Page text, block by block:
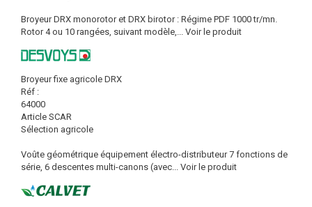
Broyeur DRX monorotor et DRX birotor : Régime PDF 1000 tr/mn.
Rotor 4 ou 10 rangées, suivant modèle,... Voir le produit
Broyeur fixe agricole DRX
Réf :
64000
Article SCAR
Sélection agricole
Voûte géométrique équipement électro-distributeur 7 fonctions de
série, 6 descentes multi-canons (avec... Voir le produit